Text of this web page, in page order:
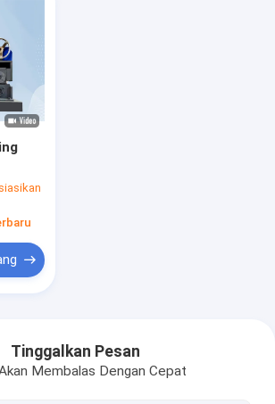
Tinggalkan Pesan
Membalas Dengan Cepat